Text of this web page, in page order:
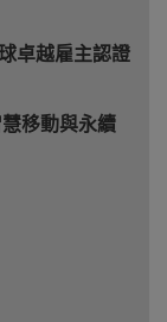
卓越雇主認證
移動與永續